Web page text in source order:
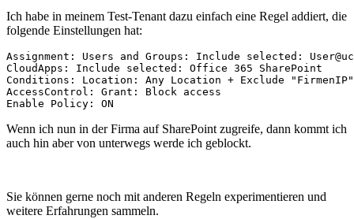
Ich habe in meinem Test-Tenant dazu einfach eine Regel addiert, die
folgende Einstellungen hat:
Assignment: Users and Groups: Include selected:
CloudApps: Include selected: Office 365 SharePoint
Conditions: Location: Any Location + Exclude "FirmenIP"
AccessControl: Grant: Block access
Enable Policy: ON
Wenn ich nun in der Firma auf SharePoint zugreife, dann kommt ich
auch hin aber von unterwegs werde ich geblockt.
Sie können gerne noch mit anderen Regeln experimentieren und
weitere Erfahrungen sammeln.